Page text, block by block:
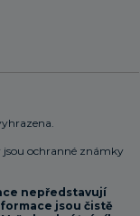
jsou ochranné známky
nepředstavují
jsou čistě